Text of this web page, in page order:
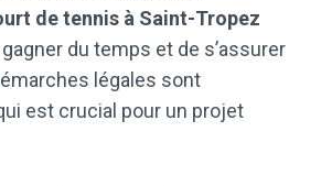
de tennis à Saint-Tropez
du temps et de s’assurer
légales sont
est crucial pour un projet